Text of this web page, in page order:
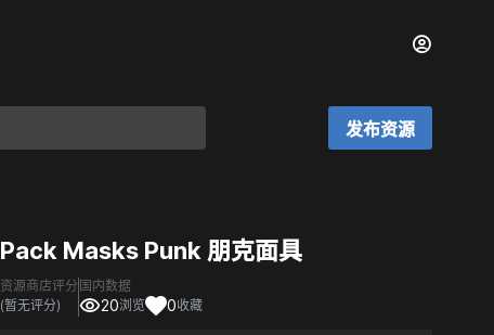
发布资源
Pack Masks Punk 朋克面具
资源商店评分
(暂无评分)
国内数据
20浏览 0收藏